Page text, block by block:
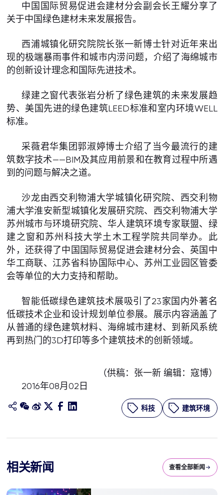
中国国际贸易促进会建材分会副会长王耀分享了
关于中国绿色建材未来发展报告。
西浦城镇化研究院院长张一新博士针对近年来出
现的极端暴雨事件和城市内涝问题，介绍了海绵城市
的创新设计理念和国际先进技术。
绿建之窗代表张岩分析了绿色建筑的未来发展趋
势、美国先进的绿色建筑LEED标准和室内环境WELL
标准。
采薇君华集团郭淑婷博士介绍了当今最流行的建
筑数字技术——BIM及其应用前景和在教育过程中所遇
到的问题与解决之道。
沙龙由西交利物浦大学城镇化研究院、西交利物
浦大学淮安新型城镇化发展研究院、西交利物浦大学
苏州城市与环境研究院、华人建筑环境专家联盟、绿
建之窗和苏州科技大学土木工程学院共同举办。此
外，还获得了中国国际贸易促进会建材分会、英国中
华工商联、江苏省科协国际中心、苏州工业园区管委
会等单位的大力支持和帮助。
智能低碳绿色建筑技术展吸引了23家国内外著名
低碳技术企业和设计规划单位参展。展示内容涵盖了
从普通的绿色建筑材料、海绵城市建材、到新风系统
再到热门的3D打印等多个建筑技术的创新领域。
（供稿：张一新 编辑：寇博）
2016年08月02日
科技 建筑环境
相关新闻 查看全部新闻